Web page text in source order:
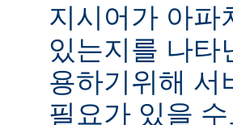
지시어가 아파
있는지를 나타
용하기위해 서
필요가 있을